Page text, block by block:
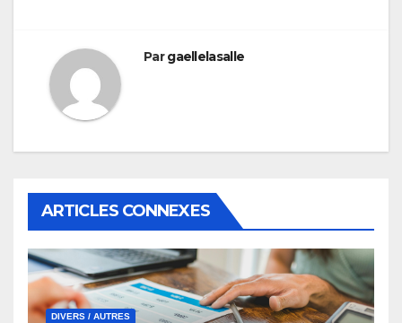
Pargaellelasalle
ARTICLES CONNEXES
DIVERS / AUTRES